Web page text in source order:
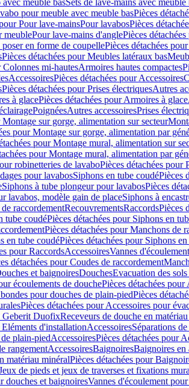
avec meuble basSets de lave-mains avec meuble
pour meuble avec meuble basPièces
Pour lave-mainsPour lavabosPièces
meublePour lave-mains d'anglePièces
en forme de coupellePièces détachées
Pièces détachées pour Meubles latéraux bas
Colonnes mi-hautesArmoires hautes compactes
AccessoiresPièces détachées pour Accessoires
Pièces détachées pour Prises électriquesAutres
à glacePièces détachées pour Armoires à glace
PoignéesAutres accessoiresPrises
Montage sur gorge, alimentation sur secteur
pour Montage sur gorge, alimentation par
pour Montage mural, alimentation sur
pour Montage mural, alimentation par
robinetteries de lavaboPièces détachées pour
pour lavabosSiphons en tube coudéPièces
Siphons à tube plongeur pour lavabosPièces
lavabos, modèle gain de placeSiphons à
raccordementRecouvrementsRaccordsPièces
tube coudéPièces détachées pour Siphons en
Pièces détachées pour Manchons de
en tube coudéPièces détachées pour Siphons
pour RaccordsAccessoiresVannes
détachées pour Coudes de raccordement
et baignoiresDouchesEvacuation des
écoulements de douchePièces détachées
pour douches de plain-piedPièces
Pièces détachées pour Accessoires pour
Geberit DuofixReceveurs de douche en
d'installationAccessoiresSéparations
plain-piedAccessoiresPièces détachées pour
rangementAccessoiresBaignoiresBaignoires en
matériau minéralPièces détachées pour
de pieds et jeux de traverses et fixations
douches et baignoiresVannes d'écoulement